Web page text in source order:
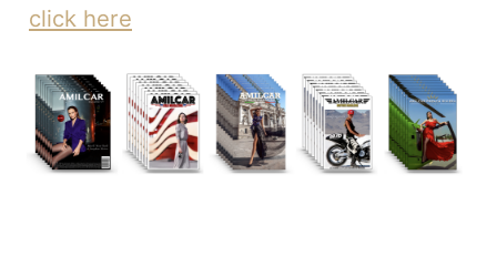
click here